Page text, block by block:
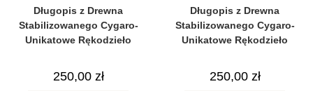
Długopis z Drewna
Stabilizowanego Cygaro-
Unikatowe Rękodzieło
250,00 zł
Długopis z Drewna
Stabilizowanego Cygaro-
Unikatowe Rękodzieło
250,00 zł